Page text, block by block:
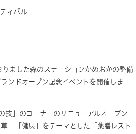
ィバル
ました森のステーションかめおかの整備
ンドオープン記念イベントを開催しま
技」のコーナーのリニューアルオープン
」「健康」をテーマとした「薬膳レスト